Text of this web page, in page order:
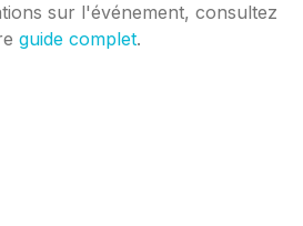
sur l'événement, consultez
guide complet.